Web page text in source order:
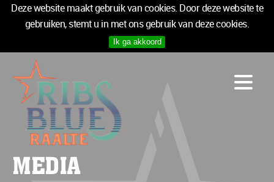
Deze website maakt gebruik van cookies. Door deze website te
gebruiken, stemt u in met ons gebruik van deze cookies.
Ik ga akkoord
PROGRAMMA
LOGIES
INFO
MEDIA
TICKETS
SPONSOREN
MEDIA